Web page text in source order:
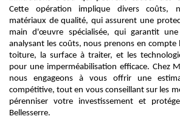
Cette opération implique divers coûts,
matériaux de qualité, qui assurent une
main d'œuvre spécialisée, qui garantit une
analysant les coûts, nous prenons en compte
toiture, la surface à traiter, et les
pour une imperméabilisation efficace. Chez
nous engageons à vous offrir une
compétitive, tout en vous conseillant sur les
pérenniser votre investissement et
Bellesserre.